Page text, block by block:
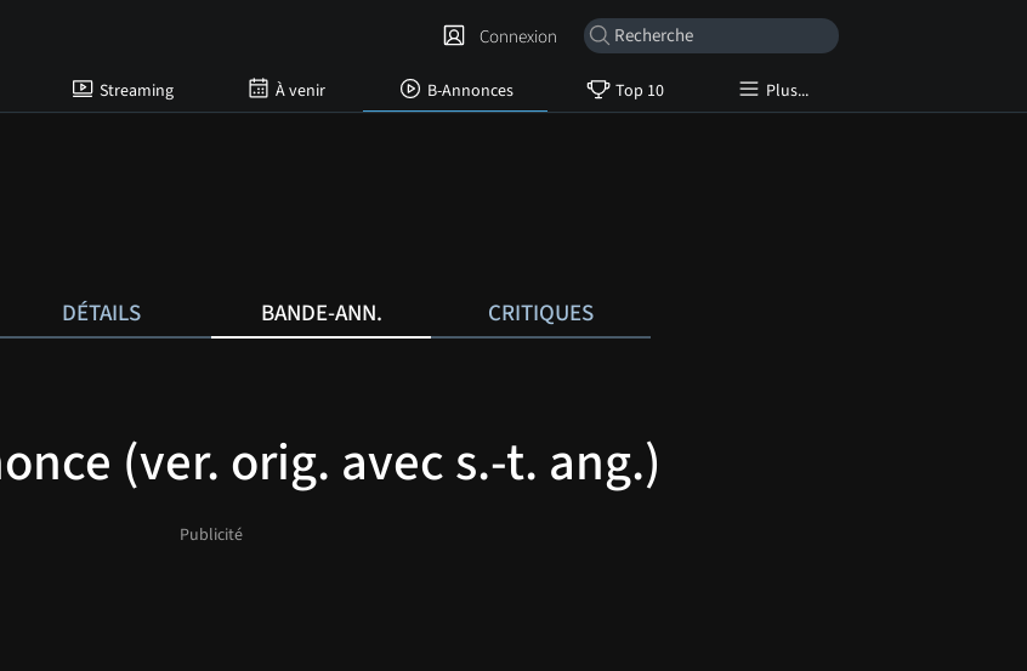
Streaming À venir B-Annonces Top 10 Plus...
Connexion
DÉTAILS BANDE-ANN. CRITIQUES
(ver. orig. avec s.-t. ang.)